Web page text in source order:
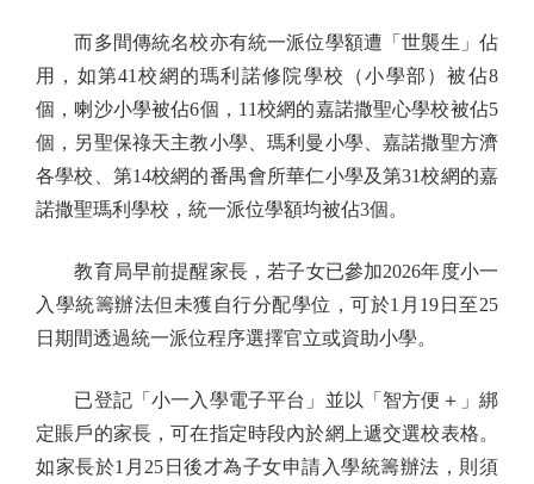
而多間傳統名校亦有統一派位學額遭「世襲生」佔
用，如第41校網的瑪利諾修院學校（小學部）被佔8
個，喇沙小學被佔6個，11校網的嘉諾撒聖心學校被佔5
個，另聖保祿天主教小學、瑪利曼小學、嘉諾撒聖方濟
各學校、第14校網的番禺會所華仁小學及第31校網的嘉
諾撒聖瑪利學校，統一派位學額均被佔3個。
教育局早前提醒家長，若子女已參加2026年度小一
入學統籌辦法但未獲自行分配學位，可於1月19日至25
日期間透過統一派位程序選擇官立或資助小學。
已登記「小一入學電子平台」並以「智方便＋」綁
定賬戶的家長，可在指定時段內於網上遞交選校表格。
如家長於1月25日後才為子女申請入學統籌辦法，則須